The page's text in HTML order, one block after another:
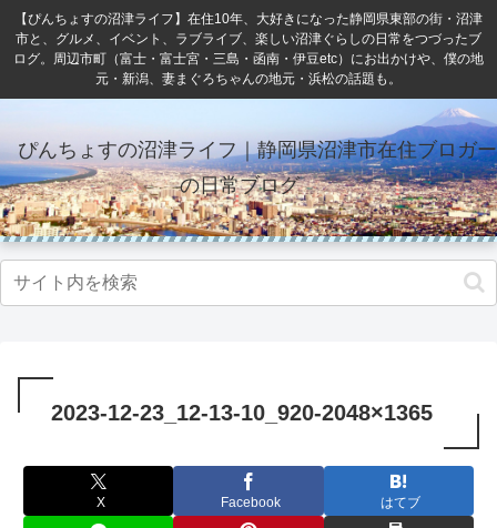
【ぴんちょすの沼津ライフ】在住10年、大好きになった静岡県東部の街・沼津
市と、グルメ、イベント、ラブライブ、楽しい沼津ぐらしの日常をつづったブ
ログ。周辺市町（富士・富士宮・三島・函南・伊豆etc）にお出かけや、僕の地
元・新潟、妻まぐろちゃんの地元・浜松の話題も。
ぴんちょすの沼津ライフ｜静岡県沼津市在住ブロガー
の日常ブログ
2023-12-23_12-13-10_920-2048×1365
X Facebook はてブ